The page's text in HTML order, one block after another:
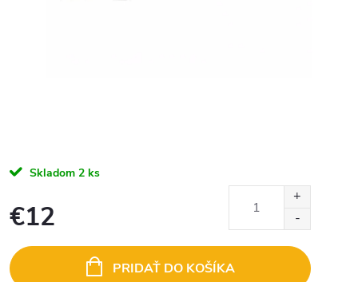
Skladom 2 ks
€12
cena:
PRIDAŤ DO KOŠÍKA